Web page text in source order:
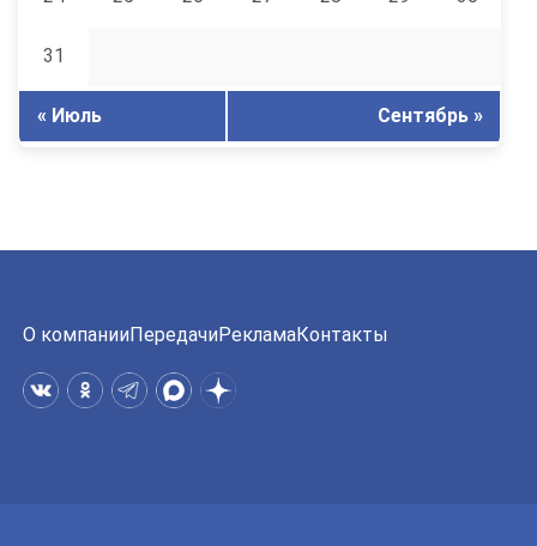
31
« Июль Сентябрь »
О компанииПередачиРекламаКонтакты